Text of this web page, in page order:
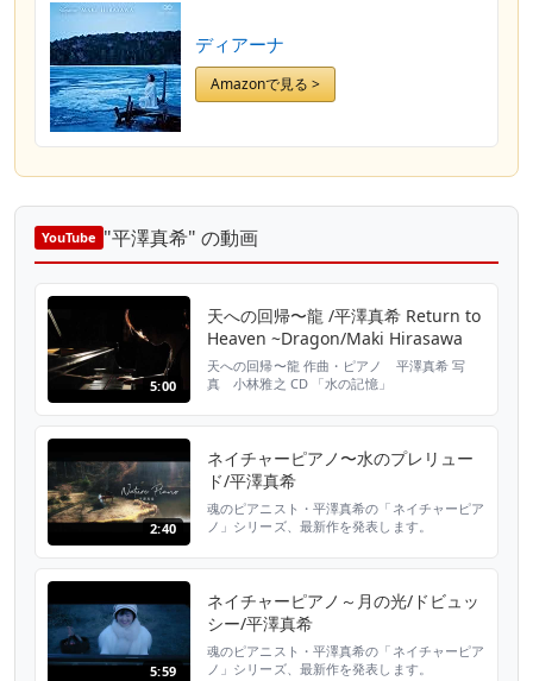
ディアーナ
Amazonで見る >
YouTube "平澤真希" の動画
5:00
天への回帰〜龍 /平澤真希 Return to
Heaven ~Dragon/Maki Hirasawa
天への回帰〜龍 作曲・ピアノ 平澤真希 写
真 小林雅之 CD 「水の記憶」
2:40
ネイチャーピアノ〜水のプレリュー
ド/平澤真希
魂のピアニスト・平澤真希の「ネイチャーピア
ノ」シリーズ、最新作を発表します。
ド」 自然と人の調和を願って 自然の中へ実
際にグランドピアノを運び出して、その場で録
音撮影しています。 「ネイチャーピアノ」...
5:59
ネイチャーピアノ～月の光/ドビュッ
シー/平澤真希
魂のピアニスト・平澤真希の「ネイチャーピア
ノ」シリーズ、最新作を発表します。